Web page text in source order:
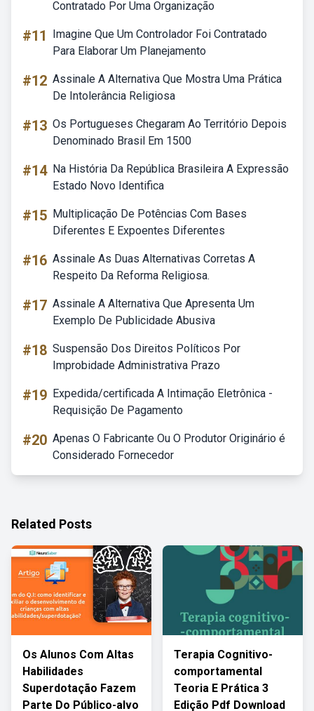
Contratado Por Uma Organização
#11
Imagine Que Um Controlador Foi Contratado
Para Elaborar Um Planejamento
#12 Assinale A Alternativa Que Mostra Uma Prática
De Intolerância Religiosa
#13 Os Portugueses Chegaram Ao Território Depois
Denominado Brasil Em 1500
#14 Na História Da República Brasileira A Expressão
Estado Novo Identifica
#15 Multiplicação De Potências Com Bases
Diferentes E Expoentes Diferentes
#16 Assinale As Duas Alternativas Corretas A
Respeito Da Reforma Religiosa.
#17 Assinale A Alternativa Que Apresenta Um
Exemplo De Publicidade Abusiva
#18 Suspensão Dos Direitos Políticos Por
Improbidade Administrativa Prazo
#19 Expedida/certificada A Intimação Eletrônica -
Requisição De Pagamento
#20 Apenas O Fabricante Ou O Produtor Originário é
Considerado Fornecedor
Related Posts
Os Alunos Com Altas
Habilidades
Superdotação Fazem
Parte Do Público-alvo
Terapia Cognitivo-
comportamental
Teoria E Prática 3
Edição Pdf Download